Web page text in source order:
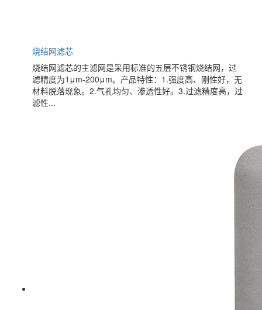
烧结网滤芯
烧结网滤芯的主滤网是采用标准的五层不锈钢烧结网，过
滤精度为1μm-200μm。产品特性：1.强度高、刚性好，无
材料脱落现象。2.气孔均匀、渗透性好。3.过滤精度高，过
滤性...